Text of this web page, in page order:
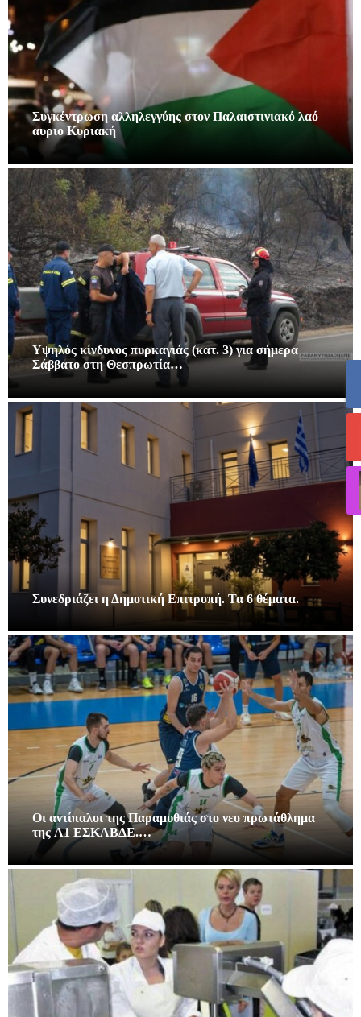
Συγκέντρωση αλληλεγγύης στον Παλαιστινιακό λαό
αυριο Κυριακή
Υψηλός κίνδυνος πυρκαγιάς (κατ. 3) για σήμερα
Σάββατο στη Θεσπρωτία…
Συνεδριάζει η Δημοτική Επιτροπή. Τα 6 θέματα.
Οι αντίπαλοι της Παραμυθιάς στο νεο πρωτάθλημα
της A1 ΕΣΚΑΒΔΕ.…